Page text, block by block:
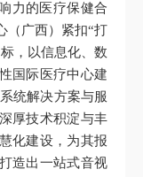
力的医疗保健合
（广西）紧扣“打
，以信息化、数
国际医疗中心建
统解决方案与服
厚技术积淀与丰
化建设，为其报
造出一站式音视